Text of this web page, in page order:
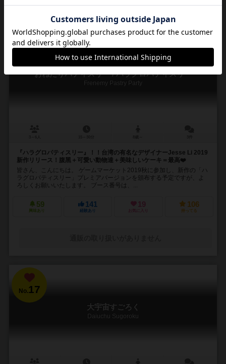
再入荷までお待ち下さい
おねだりパティスリー / ハラグロパティスリー
Frenemy Pastry Party
『ハラグロパティスリー』！！台湾の有名なデザイナーJesse Li 2019
新作リリース！腹黑＋可愛い動物達＋美味しいケーキ＝最高❤️
皆さん、こんにちは。 ゲームマーケット2019秋に参加し、新作の「ハ
ラグロパティスリー」プレミアバージョンを頒布する予定ですが、よ
ろしくお願いいたします。 ブース番号は、...
59
興味あり
141
経験あり
19
お気に入り
106
持ってる
No.17
大宇宙すごろく
Daiuchu Sugoroku